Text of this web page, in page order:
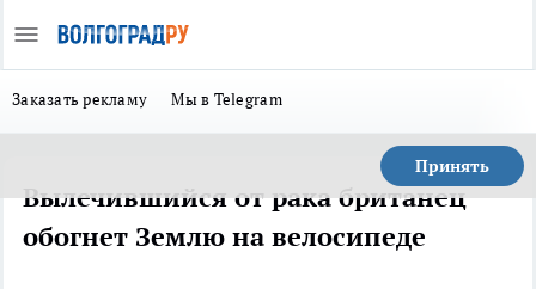
Заказать рекламу Мы в Telegram
Принять
Вылечившийся от рака британец
обогнет Землю на велосипеде